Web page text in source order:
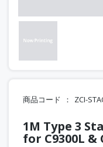
商品コード ZCI-
1M Type 3
for C9300L &